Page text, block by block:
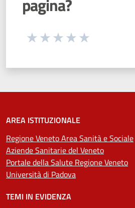
Seleziona una
AREA ISTITUZIONALE
Regione Veneto Area Sanità e Sociale
Aziende Sanitarie del Veneto
Portale della Salute Regione Veneto
Università di Padova
TEMI IN EVIDENZA